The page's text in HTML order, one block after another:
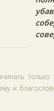
только
и